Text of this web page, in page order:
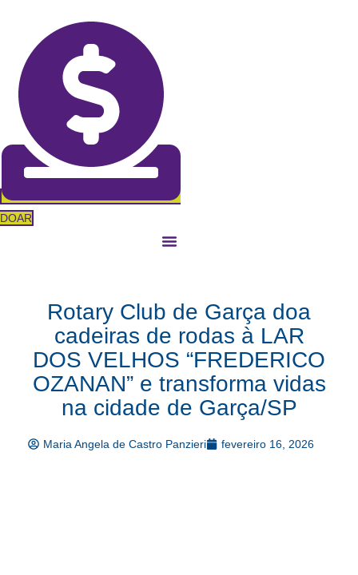
conteúdo
DOAR
Rotary Club de Garça doa
cadeiras de rodas à LAR
DOS VELHOS “FREDERICO
OZANAN” e transforma vidas
na cidade de Garça/SP
Maria Angela de Castro Panzieri fevereiro 16, 2026